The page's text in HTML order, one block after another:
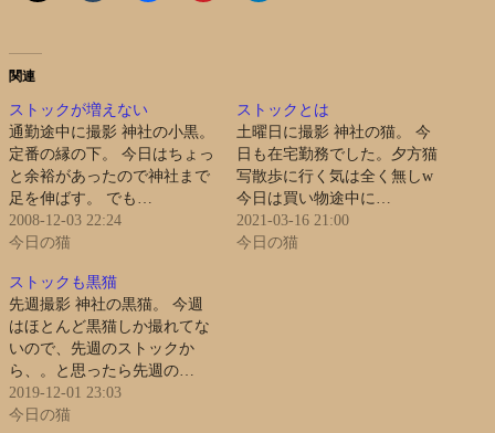
関連
ストックが増えない
通勤途中に撮影 神社の小黒。
定番の縁の下。 今日はちょっ
と余裕があったので神社まで
足を伸ばす。 でも…
2008-12-03 22:24
今日の猫
ストックとは
土曜日に撮影 神社の猫。 今
日も在宅勤務でした。夕方猫
写散歩に行く気は全く無しw
今日は買い物途中に…
2021-03-16 21:00
今日の猫
ストックも黒猫
先週撮影 神社の黒猫。 今週
はほとんど黒猫しか撮れてな
いので、先週のストックか
ら、。と思ったら先週の…
2019-12-01 23:03
今日の猫